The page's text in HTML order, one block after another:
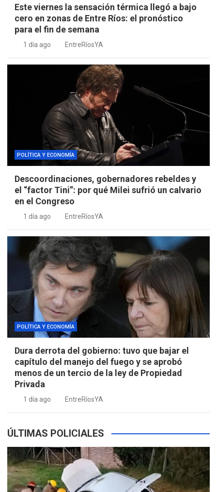
Este viernes la sensación térmica llegó a bajo
cero en zonas de Entre Ríos: el pronóstico
para el fin de semana
1 día ago EntreRíosYA
POLÍTICA Y ECONOMÍA
Descoordinaciones, gobernadores rebeldes y
el “factor Tini”: por qué Milei sufrió un calvario
en el Congreso
1 día ago EntreRíosYA
POLÍTICA Y ECONOMÍA
Dura derrota del gobierno: tuvo que bajar el
capítulo del manejo del fuego y se aprobó
menos de un tercio de la ley de Propiedad
Privada
1 día ago EntreRíosYA
ÚLTIMAS POLICIALES